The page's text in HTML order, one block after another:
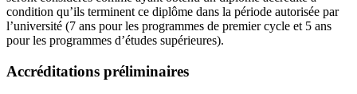
condition qu’ils terminent ce diplôme dans la période autorisée par
l’université (7 ans pour les programmes de premier cycle et 5 ans
pour les programmes d’études supérieures).
Accréditations préliminaires